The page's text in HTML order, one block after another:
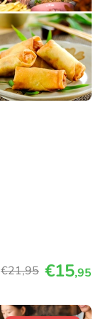
€21,95 €15,95